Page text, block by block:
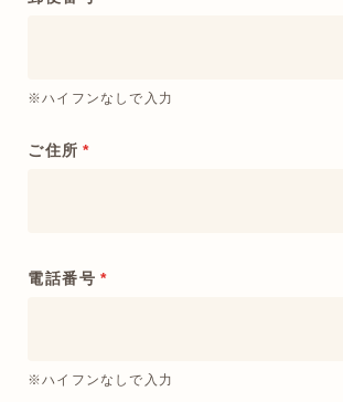
※ハイフンなしで入力
ご住所 *
電話番号 *
※ハイフンなしで入力